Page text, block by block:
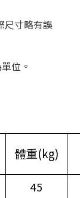
尺寸略有誤
位。
體重(kg)
45